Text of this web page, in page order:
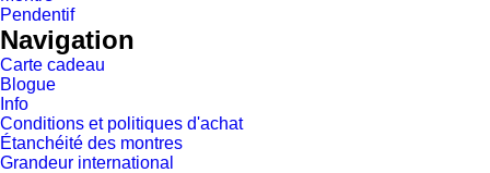
Pendentif
Navigation
Carte cadeau
Blogue
Info
Conditions et politiques d'achat
Étanchéité des montres
Grandeur international